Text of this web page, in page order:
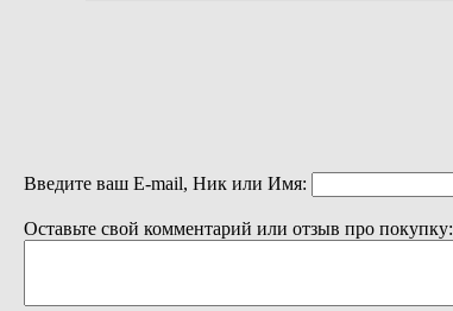
Введите ваш E-mail, Ник или Имя:
Оставьте свой комментарий или отзыв про покупку: